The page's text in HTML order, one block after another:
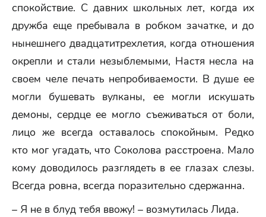
спокойствие. С давних школьных лет, когда их
дружба еще пребывала в робком зачатке, и до
нынешнего двадцатитрехлетия, когда отношения
окрепли и стали незыблемыми, Настя несла на
своем челе печать непробиваемости. В душе ее
могли бушевать вулканы, ее могли искушать
демоны, сердце ее могло съеживаться от боли,
лицо же всегда оставалось спокойным. Редко
кто мог угадать, что Соколова расстроена. Мало
кому доводилось разглядеть в ее глазах слезы.
Всегда ровна, всегда поразительно сдержанна.
– Я не в блуд тебя ввожу! – возмутилась Лида.